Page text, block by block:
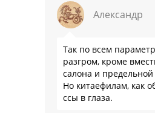
подвеска едет ровно
Александр
Так по всем
разгром, кроме
салона и
Но китаефилам, как
ссы в глаза.